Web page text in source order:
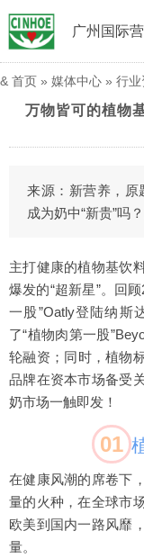
广州国际
& 首页 » 媒体中心 » 行业
万物皆可的植物
来源：新营养，原
成为奶中“新贵”吗？
主打健康的植物基饮
爆发的“超新星”。回
一股”Oatly登陆纳斯
了“植物肉第一股
轮融资；同时，植物
品牌在资本市场备受
奶市场一触即发！
01
在健康风潮的席卷下
量的火种，在全球市
欧美到国内一路风靡
量。